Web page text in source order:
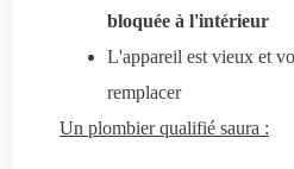
bloquée à l'intérieur
L'appareil est vieux et
remplacer
Un plombier qualifié saura :